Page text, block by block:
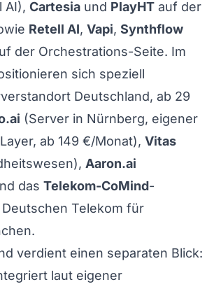
AI), Cartesia und PlayHT auf der
Retell AI, Vapi, Synthflow
der Orchestrations-Seite. Im
sich speziell
Deutschland, ab 29
(Server in Nürnberg, eigener
ab 149 €/Monat), Vitas
Aaron.ai
das Telekom-CoMind-
Telekom für
verdient einen separaten Blick:
laut eigener